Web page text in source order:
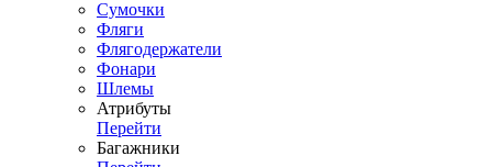
Сумочки
Фляги
Флягодержатели
Фонари
Шлемы
Атрибуты
Перейти
Багажники